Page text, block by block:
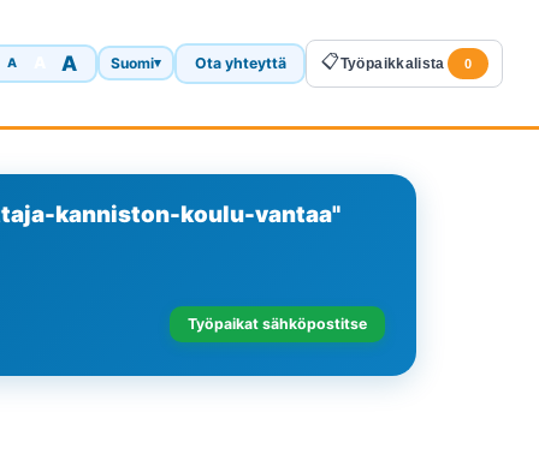
A A Suomi▾ Ota yhteyttä 📋Työpaikkalista 0
kanniston-koulu-vantaa"
Työpaikat sähköpostitse